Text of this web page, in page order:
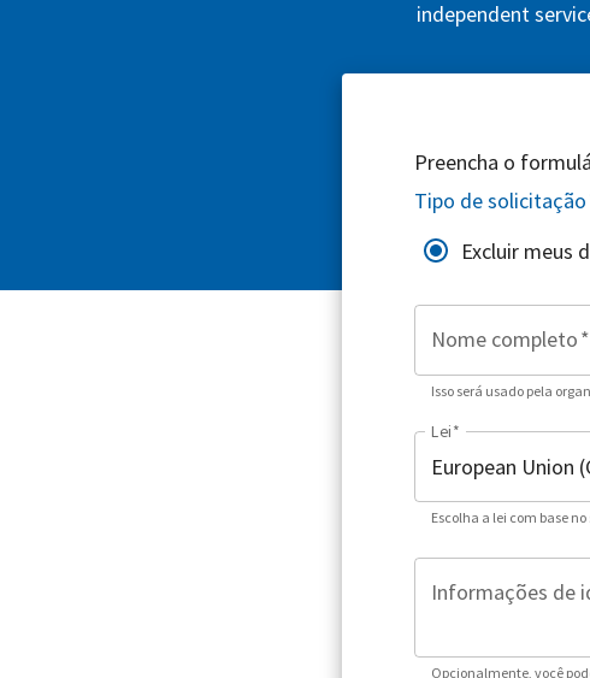
independent
Preencha o
Tipo de solicitação
Excluir meus
Nome completo*
Isso será usado pela
Lei*
Escolha a lei com base
Informações de
Opcionalmente, você